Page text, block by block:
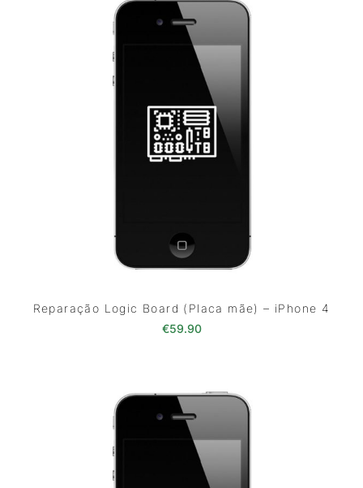
Reparação Logic Board (Placa mãe) – iPhone 4
€59.90